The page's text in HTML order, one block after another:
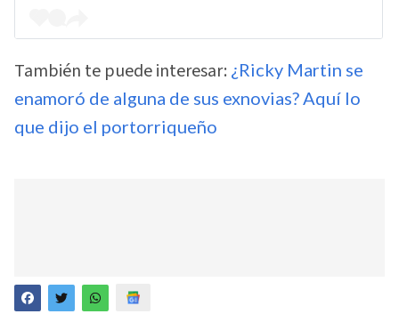
También te puede interesar: ¿Ricky Martin se
enamoró de alguna de sus exnovias? Aquí lo
que dijo el portorriqueño